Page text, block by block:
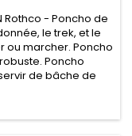
Rothco - Poncho de
le trek, et le
ou marcher. Poncho
Poncho
de bâche de
d'urgence